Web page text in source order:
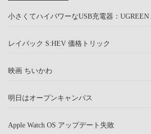
小さくてハイパワーなUSB充電器：UGREEN
レイバック S:HEV 価格トリック
映画 ちいかわ
明日はオープンキャンパス
Apple Watch OS アップデート失敗